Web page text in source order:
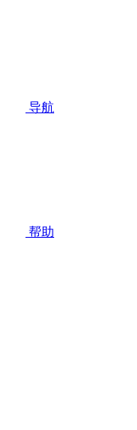
导航
帮助